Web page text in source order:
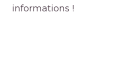
informations !